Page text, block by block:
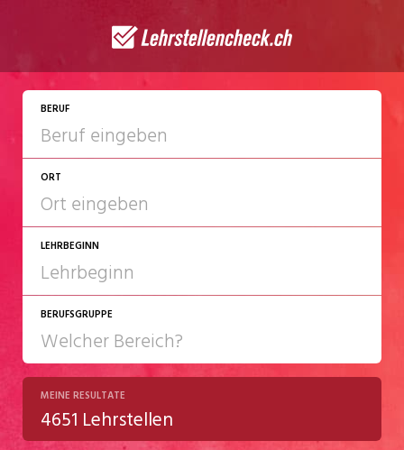
BERUF
ORT
LEHRBEGINN
2027
2028
BERUFSGRUPPE
Chemie/Pharma
Gastgewerbe
MEINE RESULTATE
4651 Lehrstellen